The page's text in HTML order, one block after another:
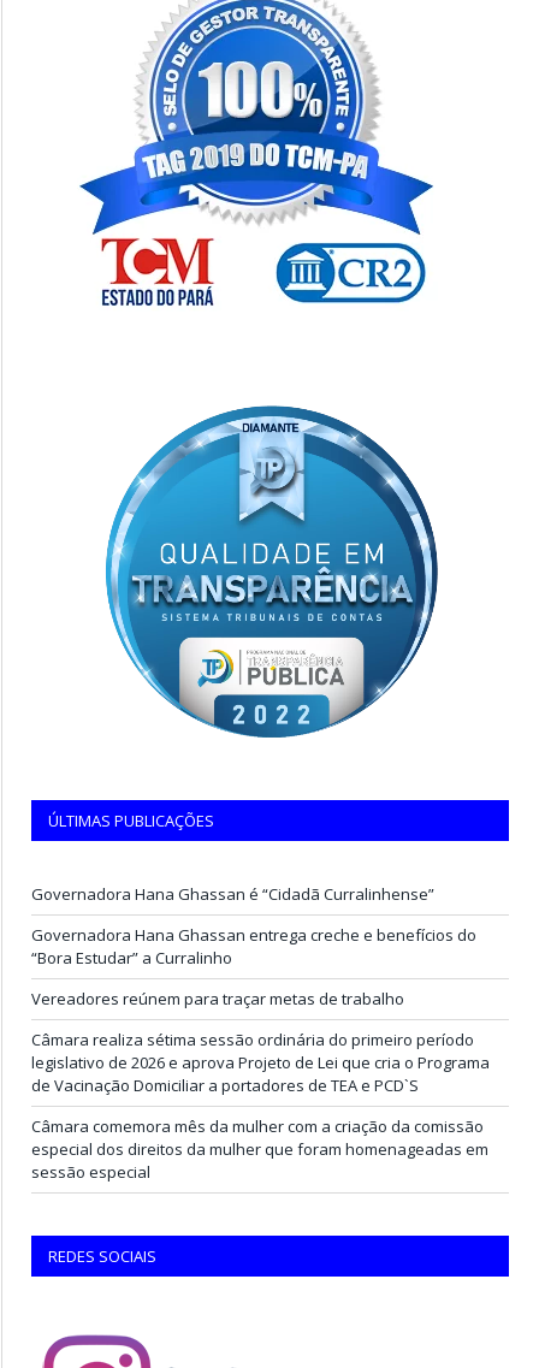
ÚLTIMAS PUBLICAÇÕES
Governadora Hana Ghassan é “Cidadã Curralinhense”
Governadora Hana Ghassan entrega creche e benefícios do
“Bora Estudar” a Curralinho
Vereadores reúnem para traçar metas de trabalho
Câmara realiza sétima sessão ordinária do primeiro período
legislativo de 2026 e aprova Projeto de Lei que cria o Programa
de Vacinação Domiciliar a portadores de TEA e PCD`S
Câmara comemora mês da mulher com a criação da comissão
especial dos direitos da mulher que foram homenageadas em
sessão especial
REDES SOCIAIS